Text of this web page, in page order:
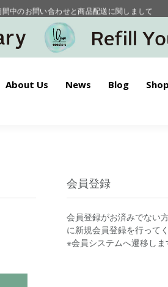
間中のお問い合わせと商品配送に関しまして
ントが貯まる！ “月のポイントアップデー”
About Us News Blog Shop
会員登録
会員登録がお済みでない
に新規会員登録を行ってく
※会員システムへ遷移しま